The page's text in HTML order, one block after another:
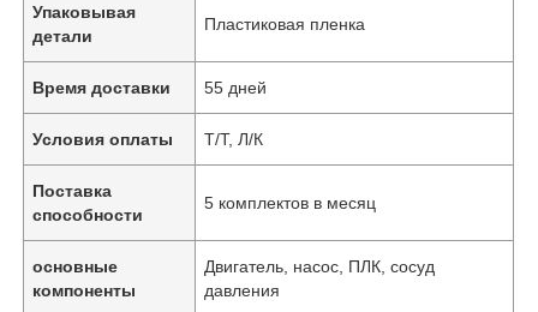
Упаковывая
детали
Пластиковая пленка
Время доставки 55 дней
Условия оплаты Т/Т, Л/К
Поставка
способности
5 комплектов в месяц
основные
компоненты
Двигатель, насос, ПЛК, сосуд
давления